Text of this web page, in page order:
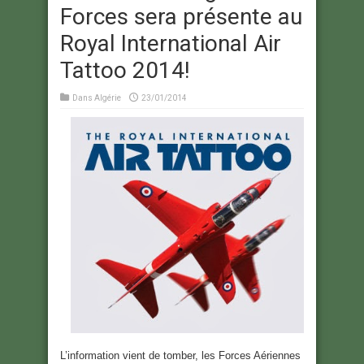
Forces sera présente au
Royal International Air
Tattoo 2014!
Dans Algérie 23/01/2014
L’information vient de tomber, les Forces Aériennes